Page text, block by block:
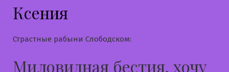
Ксения
Страстные рабыни Слободском:
Миловидная бестия, хочу